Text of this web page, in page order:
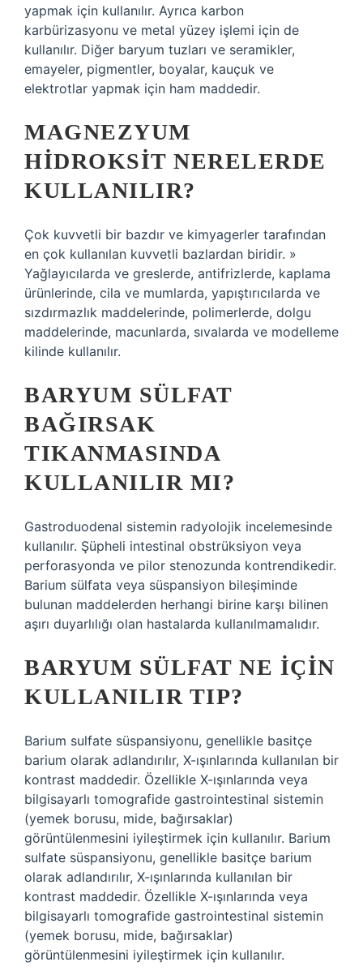
yapmak için kullanılır. Ayrıca karbon
karbürizasyonu ve metal yüzey işlemi için de
kullanılır. Diğer baryum tuzları ve seramikler,
emayeler, pigmentler, boyalar, kauçuk ve
elektrotlar yapmak için ham maddedir.
MAGNEZYUM
HIDROKSIT NERELERDE
KULLANILIR?
Çok kuvvetli bir bazdır ve kimyagerler tarafından
en çok kullanılan kuvvetli bazlardan biridir. »
Yağlayıcılarda ve greslerde, antifrizlerde, kaplama
ürünlerinde, cila ve mumlarda, yapıştırıcılarda ve
sızdırmazlık maddelerinde, polimerlerde, dolgu
maddelerinde, macunlarda, sıvalarda ve modelleme
kilinde kullanılır.
BARYUM SÜLFAT
BAĞIRSAK
TIKANMASINDA
KULLANILIR MI?
Gastroduodenal sistemin radyolojik incelemesinde
kullanılır. Şüpheli intestinal obstrüksiyon veya
perforasyonda ve pilor stenozunda kontrendikedir.
Barium sülfata veya süspansiyon bileşiminde
bulunan maddelerden herhangi birine karşı bilinen
aşırı duyarlılığı olan hastalarda kullanılmamalıdır.
BARYUM SÜLFAT NE IÇIN
KULLANILIR TIP?
Barium sulfate süspansiyonu, genellikle basitçe
barium olarak adlandırılır, X-ışınlarında kullanılan bir
kontrast maddedir. Özellikle X-ışınlarında veya
bilgisayarlı tomografide gastrointestinal sistemin
(yemek borusu, mide, bağırsaklar)
görüntülenmesini iyileştirmek için kullanılır. Barium
sulfate süspansiyonu, genellikle basitçe barium
olarak adlandırılır, X-ışınlarında kullanılan bir
kontrast maddedir. Özellikle X-ışınlarında veya
bilgisayarlı tomografide gastrointestinal sistemin
(yemek borusu, mide, bağırsaklar)
görüntülenmesini iyileştirmek için kullanılır.